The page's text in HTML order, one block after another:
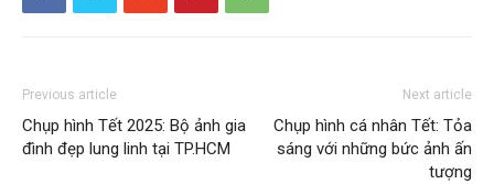
Previous article
Chụp hình Tết 2025: Bộ ảnh gia
đình đẹp lung linh tại TP.HCM
Next article
Chụp hình cá nhân Tết: Tỏa
sáng với những bức ảnh ấn
tượng